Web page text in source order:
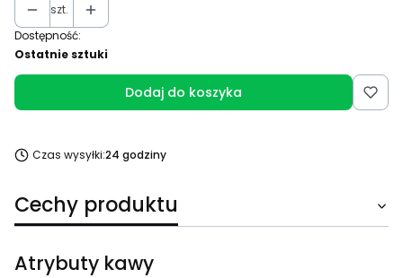
szt.
Dostępność:
Ostatnie sztuki
Dodaj do koszyka
Czas wysyłki:24 godziny
Cechy produktu
Atrybuty kawy